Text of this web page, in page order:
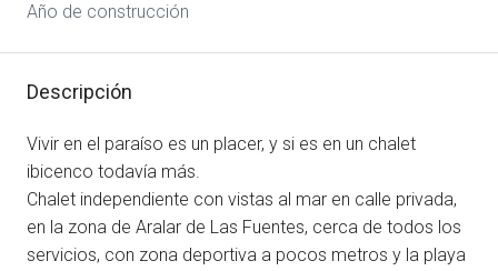
Año de construcción
Descripción
Vivir en el paraíso es un placer, y si es en un chalet
ibicenco todavía más.
Chalet independiente con vistas al mar en calle privada,
en la zona de Aralar de Las Fuentes, cerca de todos los
servicios, con zona deportiva a pocos metros y la playa